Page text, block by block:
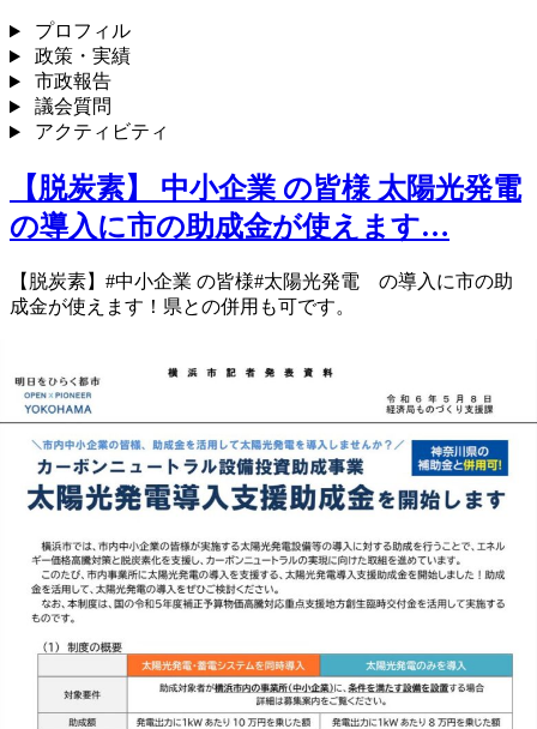
プロフィル
政策・実績
市政報告
議会質問
アクティビティ
【脱炭素】 中小企業 の皆様 太陽光発電
の導入に市の助成金が使えます…
【脱炭素】 #中小企業 の皆様 #太陽光発電 の導入に 市の助
成金が使えます！ 県との併用も可です。